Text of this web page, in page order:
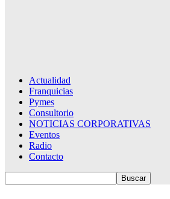
Actualidad
Franquicias
Pymes
Consultorio
NOTICIAS CORPORATIVAS
Eventos
Radio
Contacto